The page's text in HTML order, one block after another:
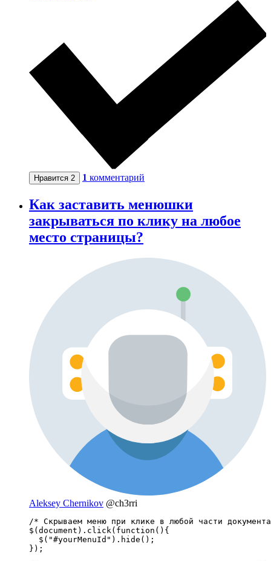
Нравится 2 1 комментарий
Как заставить менюшки
закрываться по клику на любое
место страницы?
Aleksey Chernikov @ch3rri
/* Скрываем меню при клике в любой части
$(document).click(function(){
  $("#yourMenuId").hide();
});